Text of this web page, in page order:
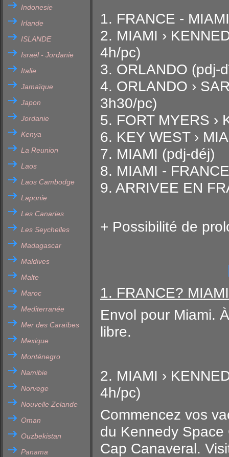
Indonesie
Irlande
ISLANDE
Israël - Jordanie
Italie
Jamaïque
Japon
Jordanie
Kenya
La Reunion
Laos
Laos Cambodge
Laponie
Les Canaries
Les Seychelles
Madagascar
Maldives
Malte
Maroc
Mediterranée
Mer des Caraïbes
Mexique
Monténegro
Namibie
Norvege
Nouvelle Zelande
Oman
Ouzbekistan
Panama
1. FRANCE -
2. MIAMI ›
4h/pc)
3. ORLANDO (pdj-
4. ORLANDO ›
3h30/pc)
5. FORT MYERS ›
6. KEY WEST ›
7. MIAMI (pdj-déj)
8. MIAMI -
9. ARRIVEE EN
+ Possibilité de
1. FRANCE? MIAMI
Envol pour Miami.
libre.
2. MIAMI ›
4h/pc)
Commencez vos
du Kennedy
Cap Canaveral.